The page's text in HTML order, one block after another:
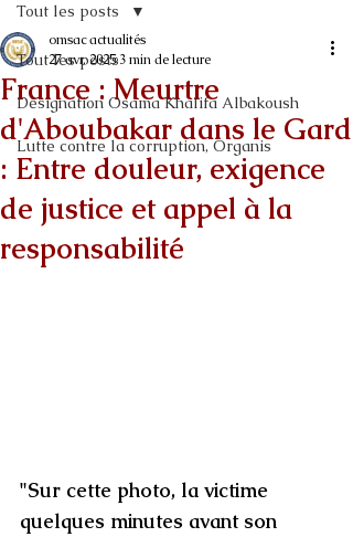
Tout les posts
Désignation Osama Khalifa Albakoush
Lutte contre la corruption, Organis
Tout les posts
France : Meurtre
d'Aboubakar dans le Gard
: Entre douleur, exigence
de justice et appel à la
responsabilité
omsac actualités
27 avr. 2025 3 min de lecture
"Sur cette photo, la victime
quelques minutes avant son